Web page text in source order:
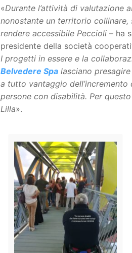
«Durante l’attività di valutazione
nonostante un territorio collinare,
rendere accessibile Peccioli – ha
presidente della società
I progetti in essere e la
Belvedere Spa lasciano presagire
a tutto vantaggio
persone con disabilità. Per
Lilla».